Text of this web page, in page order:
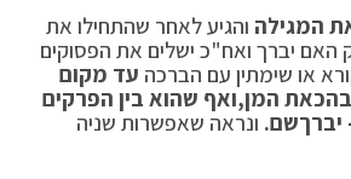
המגילה והגיע לאחר שהתחילו את
יברך ואח"כ ישלים את הפסוקים
או שימתין עם הברכה עד מקום
בהכאת המן,ואף שהוא בין הפרקים
שם. ונראה שאפשרות שניה